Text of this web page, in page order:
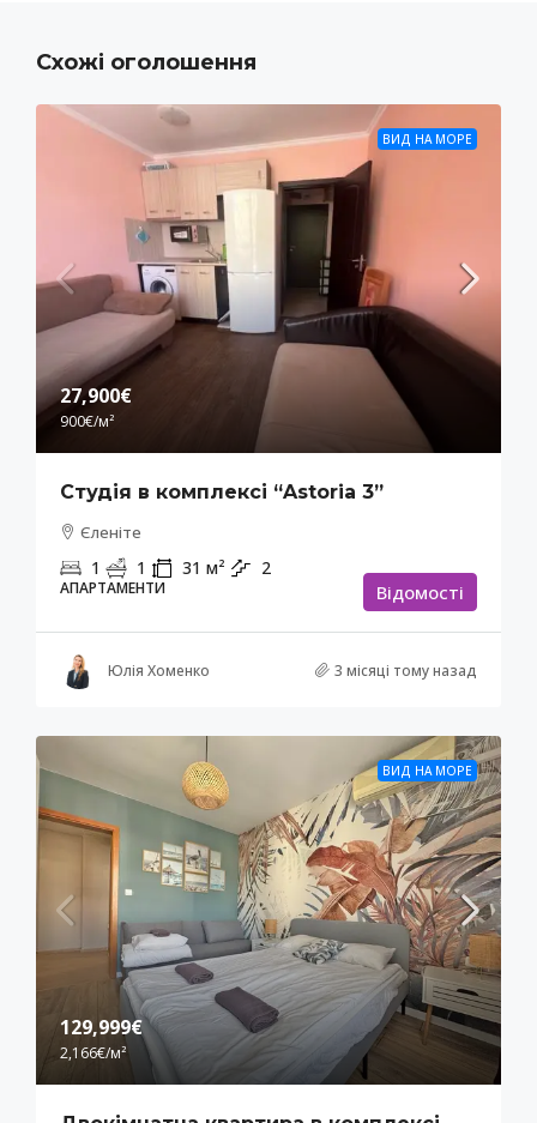
Схожі оголошення
ВИД НА МОРЕ
27,900€
900€/м²
Студія в комплексі “Astoria 3”
Єленіте
1 1 31 м² 2
АПАРТАМЕНТИ Відомості
Юлія Хоменко 3 місяці тому назад
ВИД НА МОРЕ
129,999€
2,166€/м²